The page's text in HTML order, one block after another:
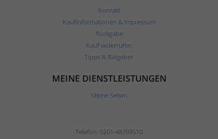
Kontakt
Kaufinformationen & Impressum
Rückgabe
Kauf widerrufen
Tipps & Ratgeber
MEINE DIENSTLEISTUNGEN
Meine Seiten
Telefon: 0201-48793510